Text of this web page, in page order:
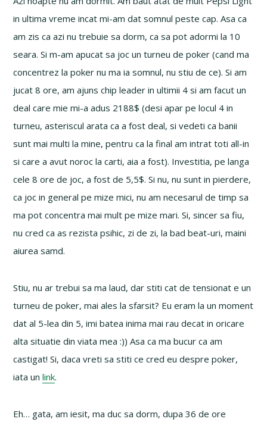
in ultima vreme incat mi-am dat somnul peste cap. Asa ca
am zis ca azi nu trebuie sa dorm, ca sa pot adormi la 10
seara. Si m-am apucat sa joc un turneu de poker (cand ma
concentrez la poker nu ma ia somnul, nu stiu de ce). Si am
jucat 8 ore, am ajuns chip leader in ultimii 4 si am facut un
deal care mie mi-a adus 2188$ (desi apar pe locul 4 in
turneu, asteriscul arata ca a fost deal, si vedeti ca banii
sunt mai multi la mine, pentru ca la final am intrat toti all-in
si care a avut noroc la carti, aia a fost). Investitia, pe langa
cele 8 ore de joc, a fost de 5,5$. Si nu, nu sunt in pierdere,
ca joc in general pe mize mici, nu am necesarul de timp sa
ma pot concentra mai mult pe mize mari. Si, sincer sa fiu,
nu cred ca as rezista psihic, zi de zi, la bad beat-uri, maini
aiurea samd.
Stiu, nu ar trebui sa ma laud, dar stiti cat de tensionat e un
turneu de poker, mai ales la sfarsit? Eu eram la un moment
dat al 5-lea din 5, imi batea inima mai rau decat in oricare
alta situatie din viata mea :)) Asa ca ma bucur ca am
castigat! Si, daca vreti sa stiti ce cred eu despre poker,
iata unlink.
Eh… gata, am iesit, ma duc sa dorm, dupa 36 de ore